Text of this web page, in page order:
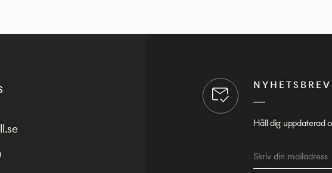
NYHETSBREV
Håll dig uppdaterad